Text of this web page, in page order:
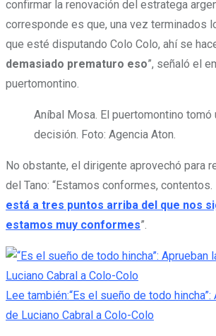
confirmar la renovación del estratega
corresponde es que, una vez terminados
que esté disputando Colo Colo, ahí se
demasiado prematuro eso”, señaló el
puertomontino.
Aníbal Mosa. El puertomontino tomó
decisión. Foto: Agencia Aton.
No obstante, el dirigente aprovechó para
del Tano: “Estamos conformes,
está a tres puntos arriba del que nos
estamos muy conformes”.
Lee también:“Es el sueño de todo
de Luciano Cabral a Colo-Colo